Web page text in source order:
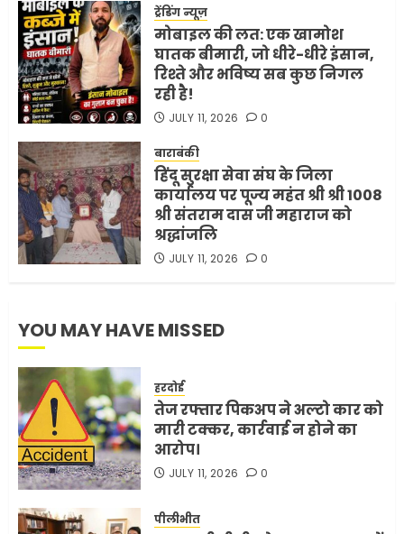
4
MAY 18, 2026
5
भारत-अमेरिका व्यापार समझौता
ट्रंप ने किया एलान
FEBRUARY 3, 2026
ट्रेंडिंग न्यूज़
मोबाइल की लत: एक खामोश
घातक बीमारी, जो धीरे-धीरे इंसान,
रिश्ते और भविष्य सब कुछ निगल
रही है!
JULY 11, 2026 0
बाराबंकी
हिंदू सुरक्षा सेवा संघ के जिला
कार्यालय पर पूज्य महंत श्री श्री 1008
श्री संतराम दास जी महाराज को
श्रद्धांजलि
JULY 11, 2026 0
YOU MAY HAVE MISSED
हरदोई
तेज रफ्तार पिकअप ने अल्टो कार को
मारी टक्कर, कार्रवाई न होने का
आरोप।
JULY 11, 2026 0
पीलीभीत